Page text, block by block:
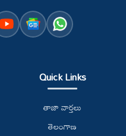
Quick Links
తాజా వార్తలు
తెలంగాణ